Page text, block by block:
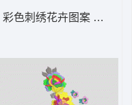
彩色刺绣花卉图案 靓花